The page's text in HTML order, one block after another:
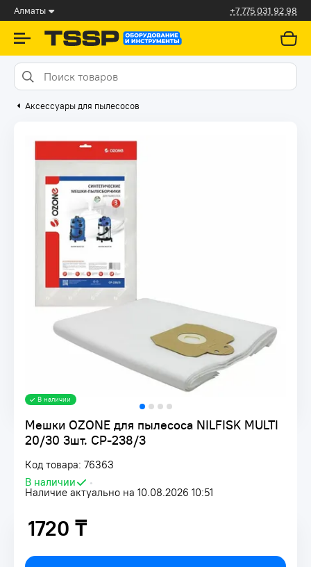
Алматы +7 775 031 92 98
Аксессуары для пылесосов
Мешки OZONE для пылесоса NILFISK MULTI
20/30 3шт. CP-238/3
Код товара: 76363
В наличии
•
Наличие актуально на 10.08.2026 10:51
В наличии
1720 ₸
1720 ₸